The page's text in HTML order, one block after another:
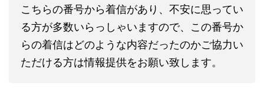
こちらの番号から着信があり、不安に思ってい
る方が多数いらっしゃいますので、この番号か
らの着信はどのような内容だったのかご協力い
ただける方は情報提供をお願い致します。